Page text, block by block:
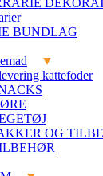
BUNDLAG
kattefoder
OG